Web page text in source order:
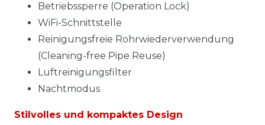
Betriebssperre (Operation Lock)
WiFi-Schnittstelle
Reinigungsfreie Rohrwiederverwendung
(Cleaning-free Pipe Reuse)
Luftreinigungsfilter
Nachtmodus
Stilvolles und kompaktes Design